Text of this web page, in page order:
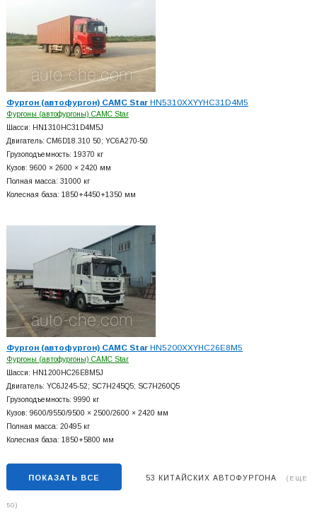
Фургон (автофургон) CAMC StarHN5310XXYYHC31D4M5
Фургоны (автофургоны) CAMC Star
Шасси: HN1310HC31D4M5J
Двигатель: CM6D18.310 50; YC6A270-50
Грузоподъемность: 19370 кг
Кузов: 9600 × 2600 × 2420 мм
Полная масса: 31000 кг
Колесная база: 1850+4450+1350 мм
Фургон (автофургон) CAMC StarHN5200XXYHC26E8M5
Фургоны (автофургоны) CAMC Star
Шасси: HN1200HC26E8M5J
Двигатель: YC6J245-52; SC7H245Q5; SC7H260Q5
Грузоподъемность: 9990 кг
Кузов: 9600/9550/9500 × 2500/2600 × 2420 мм
Полная масса: 20495 кг
Колесная база: 1850+5800 мм
ПОКАЗАТЬ ВСЕ 53 КИТАЙСКИХ АВТОФУРГОНА (ЕЩЕ
50)